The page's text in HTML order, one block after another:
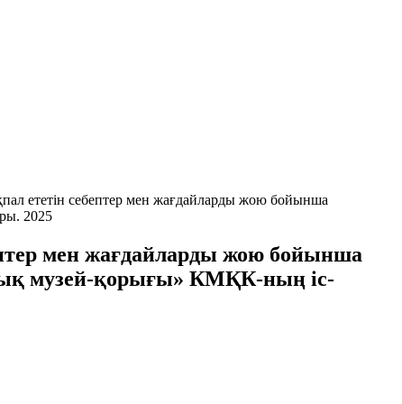
ететін себептер мен жағдайларды жою бойынша
2025
мен жағдайларды жою бойынша
музей-қорығы» КМҚК-ның іс-